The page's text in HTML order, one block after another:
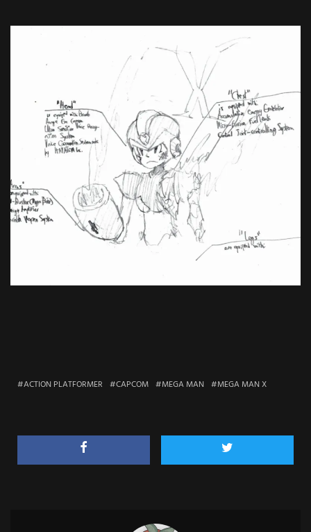
ACTION PLATFORMER CAPCOM MEGA MAN MEGA MAN X